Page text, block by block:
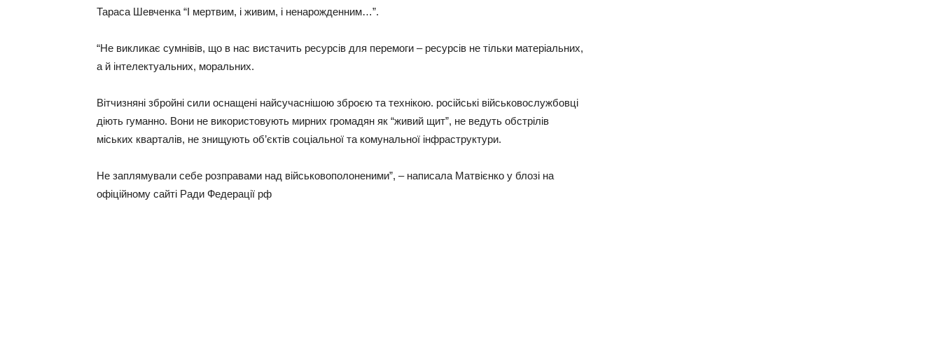
Тараса Шевченка “І мертвим, і живим, і ненарожденним…”.
“Не викликає сумнівів, що в нас вистачить ресурсів для перемоги – ресурсів не тільки матеріальних,
а й інтелектуальних, моральних.
Вітчизняні збройні сили оснащені найсучаснішою зброєю та технікою. російські військовослужбовці
діють гуманно. Вони не використовують мирних громадян як “живий щит”, не ведуть обстрілів
міських кварталів, не знищують об’єктів соціальної та комунальної інфраструктури.
Не заплямували себе розправами над військовополоненими”, – написала Матвієнко у блозі на
офіційному сайті Ради Федерації рф